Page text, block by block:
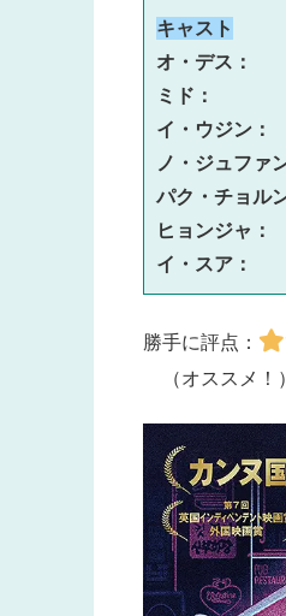
キャスト
オ・デ
ミド：　　　
イ・ウジン：
ノ・ジュファ
パク・チョル
ヒョンジャ：
イ・スア：　
勝手に評点：
（オススメ！）